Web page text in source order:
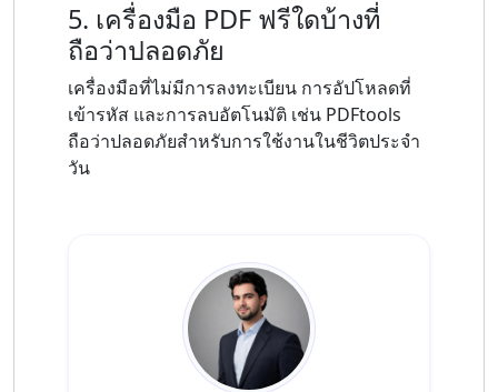
5. เครื่องมือ PDF ฟรีใดบ้างที่
ถือว่าปลอดภัย
เครื่องมือที่ไม่มีการลงทะเบียน การอัปโหลดที่
เข้ารหัส และการลบอัตโนมัติ เช่น PDFtools
ถือว่าปลอดภัยสำหรับการใช้งานในชีวิตประจำ
วัน